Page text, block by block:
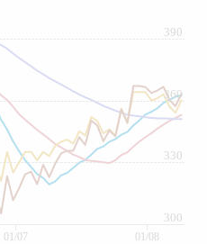
300
330
360
390
01/07 01/08